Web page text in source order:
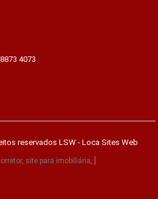
4073
reservados LSW - Loca Sites Web
, site para imobiliária, ]